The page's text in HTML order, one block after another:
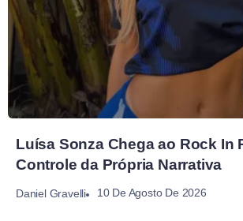
Luísa Sonza Chega ao Rock In
Controle da Própria Narrativa
Daniel Gravelli 10 De Agosto De 2026